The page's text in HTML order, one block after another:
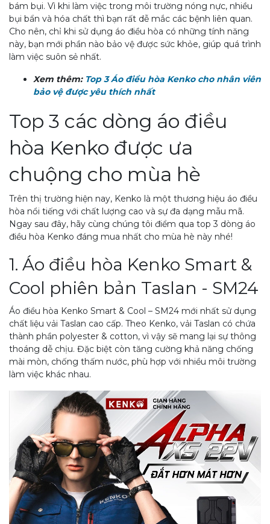
bám bụi. Vì khi làm việc trong môi trường nóng nực, nhiều
bụi bẩn và hóa chất thì bạn rất dễ mắc các bệnh liên quan.
Cho nên, chỉ khi sử dụng áo điều hòa có những tính năng
này, bạn mới phần nào bảo vệ được sức khỏe, giúp quá trình
làm việc suôn sẻ nhất.
Xem thêm: Top 3 Áo điều hòa Kenko cho nhân viên
bảo vệ được yêu thích nhất
Top 3 các dòng áo điều
hòa Kenko được ưa
chuộng cho mùa hè
Trên thị trường hiện nay, Kenko là một thương hiệu áo điều
hòa nổi tiếng với chất lượng cao và sự đa dạng mẫu mã.
Ngay sau đây, hãy cùng chúng tôi điểm qua top 3 dòng áo
điều hòa Kenko đáng mua nhất cho mùa hè này nhé!
1. Áo điều hòa Kenko Smart &
Cool phiên bản Taslan - SM24
Áo điều hòa Kenko Smart & Cool – SM24 mới nhất sử dụng
chất liệu vải Taslan cao cấp. Theo Kenko, vải Taslan có chứa
thành phần polyester & cotton, vì vậy sẽ mang lại sự thông
thoáng dễ chịu. Đặc biệt còn tăng cường khả năng chống
mài mòn, chống thấm nước, phù hợp với nhiều môi trường
làm việc khác nhau.